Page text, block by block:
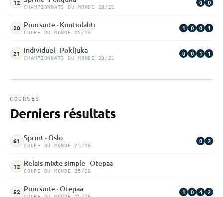
12
CHAMPIONNATS DU MONDE 20/21
0 0
20 Poursuite · Kontiolahti
COUPE DU MONDE 22/23
1 0 0 1
21 Individuel · Pokljuka
CHAMPIONNATS DU MONDE 20/21
0 0 1 1
COURSES
Derniers résultats
61 Sprint · Oslo
COUPE DU MONDE 25/26
0 2
12 Relais mixte simple · Otepaa
COUPE DU MONDE 25/26
52 Poursuite · Otepaa 1 0 4 2